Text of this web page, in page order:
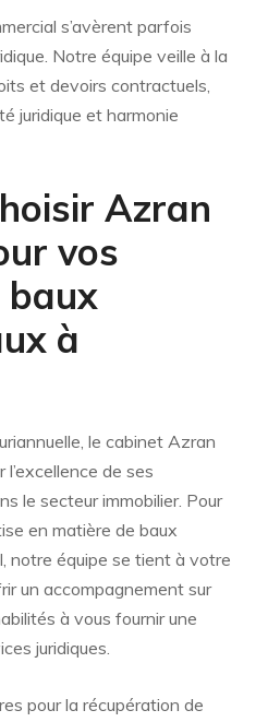
s’avèrent parfois
Notre équipe veille à la
et devoirs contractuels,
juridique et harmonie
Azran
vos
baux
à
le cabinet Azran
de ses
le secteur immobilier. Pour
en matière de baux
notre équipe se tient à votre
un accompagnement sur
à vous fournir une
juridiques.
pour la récupération de